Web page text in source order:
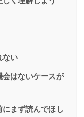
ない
はないケースが
まず読んでほし